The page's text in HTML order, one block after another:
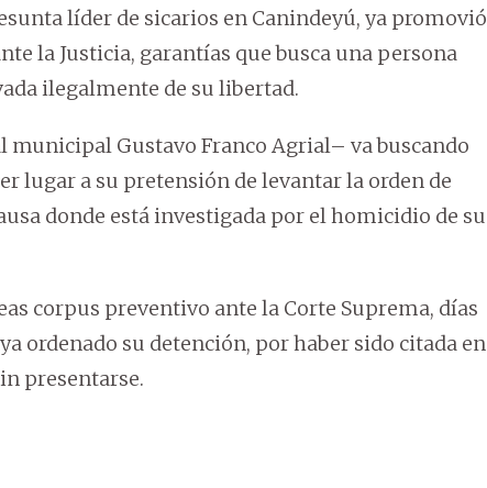
líder de sicarios en Canindeyú, ya promovió
la Justicia, garantías que busca una persona
ilegalmente de su libertad.
municipal Gustavo Franco Agrial– va buscando
lugar a su pretensión de levantar la orden de
donde está investigada por el homicidio de su
corpus preventivo ante la Corte Suprema, días
ordenado su detención, por haber sido citada en
presentarse.